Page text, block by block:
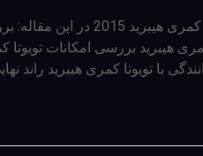
تست و بررسی تویوتا
هیبرید بررسی امکانات
با تویوتا کمری هیبرید راند